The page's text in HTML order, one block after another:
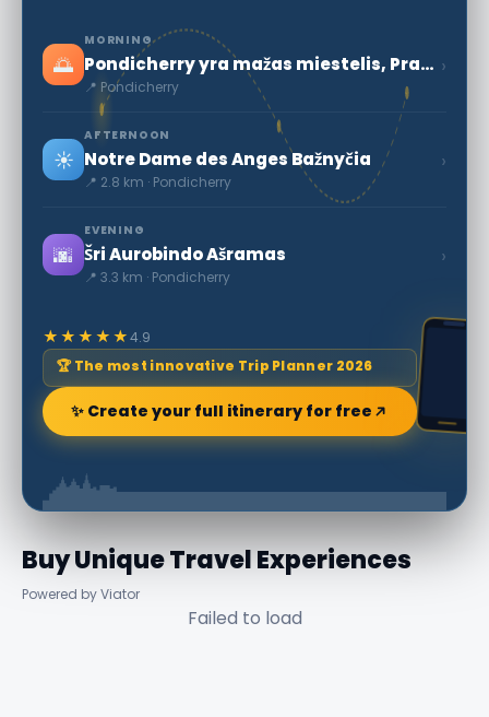
🌅
MORNING
Pondicherry yra mažas miestelis, Prancūzijos kolonijinis paveldas
📍 Pondicherry
›
☀️
AFTERNOON
Notre Dame des Anges Bažnyčia
📍 2.8 km · Pondicherry
›
🌆
EVENING
Šri Aurobindo Ašramas
📍 3.3 km · Pondicherry
›
★★★★★4.9
🏆 The most innovative Trip Planner 2026
✨ Create your full itinerary for free
Buy Unique Travel Experiences
Powered by Viator
Failed to load